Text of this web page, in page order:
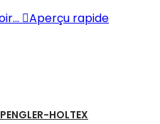
Aperçu rapide
HOLTEX